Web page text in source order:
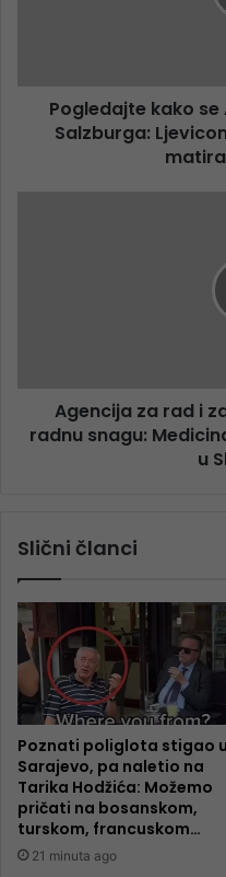
Pogledajte kako
Salzburga:
Agencija za rad i
radnu snagu:
u
Slični članci
Poznati poliglota stigao u
Sarajevo, pa naletio na
Tarika Hodžića: Možemo
pričati na bosanskom,
turskom, francuskom…
21 minuta ago